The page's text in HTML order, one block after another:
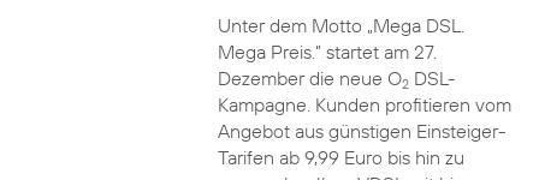
Unter dem Motto „Mega DSL.
Mega Preis.” startet am 27.
Dezember die neue O2DSL-
Kampagne. Kunden profitieren vom
Angebot aus günstigen Einsteiger-
Tarifen ab 9,99 Euro bis hin zu